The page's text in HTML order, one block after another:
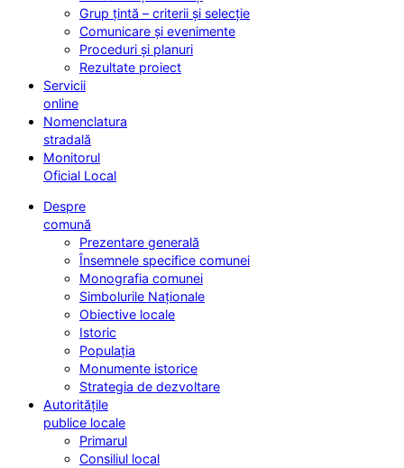
Grup țintă – criterii și selecție
Comunicare și evenimente
Proceduri și planuri
Rezultate proiect
Servicii
online
Nomenclatura
stradală
Monitorul
Oficial Local
Despre
comună
Prezentare generală
Însemnele specifice comunei
Monografia comunei
Simbolurile Naționale
Obiective locale
Istoric
Populația
Monumente istorice
Strategia de dezvoltare
Autoritățile
publice locale
Primarul
Consiliul local